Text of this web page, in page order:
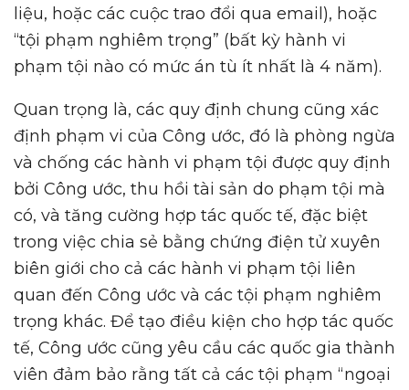
liệu, hoặc các cuộc trao đổi qua email), hoặc
“tội phạm nghiêm trọng” (bất kỳ hành vi
phạm tội nào có mức án tù ít nhất là 4 năm).
Quan trọng là, các quy định chung cũng xác
định phạm vi của Công ước, đó là phòng ngừa
và chống các hành vi phạm tội được quy định
bởi Công ước, thu hồi tài sản do phạm tội mà
có, và tăng cường hợp tác quốc tế, đặc biệt
trong việc chia sẻ bằng chứng điện tử xuyên
biên giới cho cả các hành vi phạm tội liên
quan đến Công ước và các tội phạm nghiêm
trọng khác. Để tạo điều kiện cho hợp tác quốc
tế, Công ước cũng yêu cầu các quốc gia thành
viên đảm bảo rằng tất cả các tội phạm “ngoại